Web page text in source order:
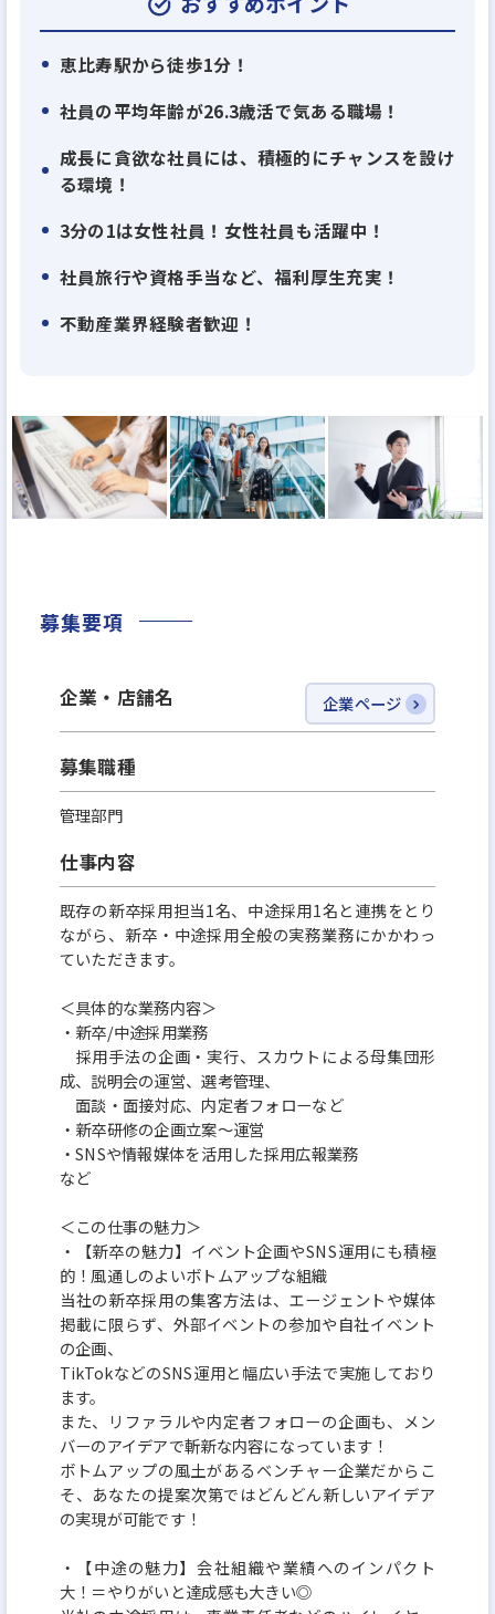
・AIを活用した不動産/金融領域におけるマッチング
サービス
理アプリの提供
・メディア事業（資産形成、運用をテーマにしたメ
ディア、セミナー運営、投資家向けメディア、イベン
ト運営）
私たちは、人のチカラとテクノロジーを掛け合わせ
サービスを生み出してきました。
不動産取引をもっと身近なものにしたい。
ユーザーにとって開かれたマーケットを創りたい。
恵比寿駅から徒歩1分！
社員の平均年齢が26.3歳活で気ある職場！
成長に貪欲な社員には、積極的にチャンスを設け
る環境！
3分の1は女性社員！女性社員も活躍中！
社員旅行や資格手当など、福利厚生充実！
不動産業界経験者歓迎！
募集要項
企業・店舗名 企業ページ
募集職種
管理部門
仕事内容
既存の新卒採用担当1名、中途採用1名と連携をとり
ながら、新卒・中途採用全般の実務業務にかかわっ
ていただきます。
＜具体的な業務内容＞
・新卒/中途採用業務
採用手法の企画・実行、スカウトによる母集団形
成、説明会の運営、選考管理、
面談・面接対応、内定者フォローなど
・新卒研修の企画立案～運営
・SNSや情報媒体を活用した採用広報業務
など
＜この仕事の魅力＞
・【新卒の魅力】イベント企画やSNS運用にも積極
的！風通しのよいボトムアップな組織
当社の新卒採用の集客方法は、エージェントや媒体
掲載に限らず、外部イベントの参加や自社イベント
の企画、
TikTokなどのSNS運用と幅広い手法で実施しており
ます。
また、リファラルや内定者フォローの企画も、メン
バーのアイデアで斬新な内容になっています！
ボトムアップの風土があるベンチャー企業だからこ
そ、あなたの提案次第ではどんどん新しいアイデア
の実現が可能です！
・【中途の魅力】会社組織や業績へのインパクト
大！＝やりがいと達成感も大きい◎